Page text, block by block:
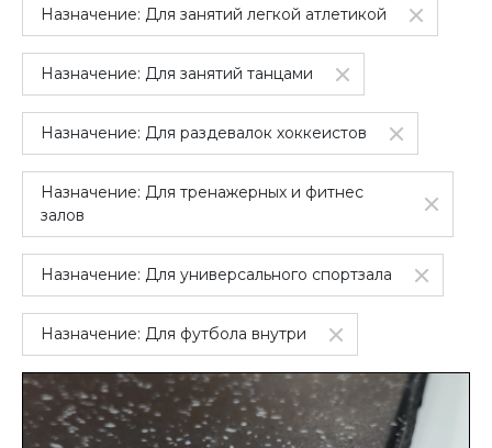
Назначение: Для занятий легкой атлетикой
Назначение: Для занятий танцами
Назначение: Для раздевалок хоккеистов
Назначение: Для тренажерных и фитнес
залов
Назначение: Для универсального спортзала
Назначение: Для футбола внутри